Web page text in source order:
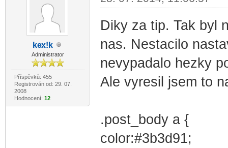
kex!k
Administrator
Příspěvků: 455
Registrován od: 29. 07.
2008
Hodnocení: 12
Diky za tip. Tak byl
nas. Nestacilo
nevypadalo hezky
Ale vyresil jsem to
.post_body a {
color:#3b3d91;